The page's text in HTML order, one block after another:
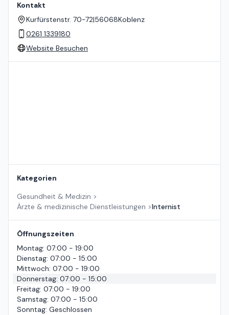
Kontakt
Kurfürstenstr. 70-72|56068Koblenz
0261 1339180
Website Besuchen
Kategorien
Gesundheit & Medizin >
Ärzte & medizinische Dienstleistungen >Internist
Öffnungszeiten
Montag: 07:00 - 19:00
Dienstag: 07:00 - 15:00
Mittwoch: 07:00 - 19:00
Donnerstag: 07:00 - 15:00
Freitag: 07:00 - 19:00
Samstag: 07:00 - 15:00
Sonntag: Geschlossen